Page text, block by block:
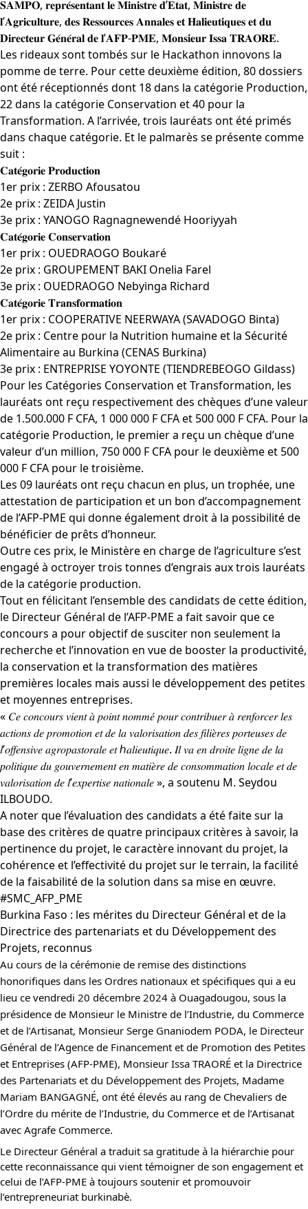
𝐒𝐀𝐌𝐏𝐎, 𝐫𝐞𝐩𝐫𝐞́𝐬𝐞𝐧𝐭𝐚𝐧𝐭 𝐥𝐞 𝐌𝐢𝐧𝐢𝐬𝐭𝐫𝐞 𝐝’𝐄𝐭𝐚𝐭, 𝐌𝐢𝐧𝐢𝐬𝐭𝐫𝐞 𝐝𝐞
𝐥’𝐀𝐠𝐫𝐢𝐜𝐮𝐥𝐭𝐮𝐫𝐞, 𝐝𝐞𝐬 𝐑𝐞𝐬𝐬𝐨𝐮𝐫𝐜𝐞𝐬 𝐀𝐧𝐧𝐚𝐥𝐞𝐬 𝐞𝐭 𝐇𝐚𝐥𝐢𝐞𝐮𝐭𝐢𝐪𝐮𝐞𝐬 𝐞𝐭 𝐝𝐮
𝐃𝐢𝐫𝐞𝐜𝐭𝐞𝐮𝐫 𝐆𝐞́𝐧𝐞́𝐫𝐚𝐥 𝐝𝐞 𝐥’𝐀𝐅𝐏-𝐏𝐌𝐄, 𝐌𝐨𝐧𝐬𝐢𝐞𝐮𝐫 𝐈𝐬𝐬𝐚 𝐓𝐑𝐀𝐎𝐑𝐄.
Les rideaux sont tombés sur le Hackathon innovons la
pomme de terre. Pour cette deuxième édition, 80 dossiers
ont été réceptionnés dont 18 dans la catégorie Production,
22 dans la catégorie Conservation et 40 pour la
Transformation. A l’arrivée, trois lauréats ont été primés
dans chaque catégorie. Et le palmarès se présente comme
suit :
𝐂𝐚𝐭𝐞́𝐠𝐨𝐫𝐢𝐞 𝐏𝐫𝐨𝐝𝐮𝐜𝐭𝐢𝐨𝐧
1er prix : ZERBO Afousatou
2e prix : ZEIDA Justin
3e prix : YANOGO Ragnagnewendé Hooriyyah
𝐂𝐚𝐭𝐞́𝐠𝐨𝐫𝐢𝐞 𝐂𝐨𝐧𝐬𝐞𝐫𝐯𝐚𝐭𝐢𝐨𝐧
1er prix : OUEDRAOGO Boukaré
2e prix : GROUPEMENT BAKI Onelia Farel
3e prix : OUEDRAOGO Nebyinga Richard
𝐂𝐚𝐭𝐞́𝐠𝐨𝐫𝐢𝐞 𝐓𝐫𝐚𝐧𝐬𝐟𝐨𝐫𝐦𝐚𝐭𝐢𝐨𝐧
1er prix : COOPERATIVE NEERWAYA (SAVADOGO Binta)
2e prix : Centre pour la Nutrition humaine et la Sécurité
Alimentaire au Burkina (CENAS Burkina)
3e prix : ENTREPRISE YOYONTE (TIENDREBEOGO Gildass)
Pour les Catégories Conservation et Transformation, les
lauréats ont reçu respectivement des chèques d’une valeur
de 1.500.000 F CFA, 1 000 000 F CFA et 500 000 F CFA. Pour la
catégorie Production, le premier a reçu un chèque d’une
valeur d’un million, 750 000 F CFA pour le deuxième et 500
000 F CFA pour le troisième.
Les 09 lauréats ont reçu chacun en plus, un trophée, une
attestation de participation et un bon d’accompagnement
de l’AFP-PME qui donne également droit à la possibilité de
bénéficier de prêts d’honneur.
Outre ces prix, le Ministère en charge de l’agriculture s’est
engagé à octroyer trois tonnes d’engrais aux trois lauréats
de la catégorie production.
Tout en félicitant l’ensemble des candidats de cette édition,
le Directeur Général de l’AFP-PME a fait savoir que ce
concours a pour objectif de susciter non seulement la
recherche et l’innovation en vue de booster la productivité,
la conservation et la transformation des matières
premières locales mais aussi le développement des petites
et moyennes entreprises.
« 𝐶𝑒 𝑐𝑜𝑛𝑐𝑜𝑢𝑟𝑠 𝑣𝑖𝑒𝑛𝑡 𝑎̀ 𝑝𝑜𝑖𝑛𝑡 𝑛𝑜𝑚𝑚𝑒́ 𝑝𝑜𝑢𝑟 𝑐𝑜𝑛𝑡𝑟𝑖𝑏𝑢𝑒𝑟 𝑎̀ 𝑟𝑒𝑛𝑓𝑜𝑟𝑐𝑒𝑟 𝑙𝑒𝑠
𝑎𝑐𝑡𝑖𝑜𝑛𝑠 𝑑𝑒 𝑝𝑟𝑜𝑚𝑜𝑡𝑖𝑜𝑛 𝑒𝑡 𝑑𝑒 𝑙𝑎 𝑣𝑎𝑙𝑜𝑟𝑖𝑠𝑎𝑡𝑖𝑜𝑛 𝑑𝑒𝑠 𝑓𝑖𝑙𝑖𝑒̀𝑟𝑒𝑠 𝑝𝑜𝑟𝑡𝑒𝑢𝑠𝑒𝑠 𝑑𝑒
𝑙’𝑜𝑓𝑓𝑒𝑛𝑠𝑖𝑣𝑒 𝑎𝑔𝑟𝑜𝑝𝑎𝑠𝑡𝑜𝑟𝑎𝑙𝑒 𝑒𝑡 ℎ𝑎𝑙𝑖𝑒𝑢𝑡𝑖𝑞𝑢𝑒. 𝐼𝑙 𝑣𝑎 𝑒𝑛 𝑑𝑟𝑜𝑖𝑡𝑒 𝑙𝑖𝑔𝑛𝑒 𝑑𝑒 𝑙𝑎
𝑝𝑜𝑙𝑖𝑡𝑖𝑞𝑢𝑒 𝑑𝑢 𝑔𝑜𝑢𝑣𝑒𝑟𝑛𝑒𝑚𝑒𝑛𝑡 𝑒𝑛 𝑚𝑎𝑡𝑖𝑒̀𝑟𝑒 𝑑𝑒 𝑐𝑜𝑛𝑠𝑜𝑚𝑚𝑎𝑡𝑖𝑜𝑛 𝑙𝑜𝑐𝑎𝑙𝑒 𝑒𝑡 𝑑𝑒
𝑣𝑎𝑙𝑜𝑟𝑖𝑠𝑎𝑡𝑖𝑜𝑛 𝑑𝑒 𝑙’𝑒𝑥𝑝𝑒𝑟𝑡𝑖𝑠𝑒 𝑛𝑎𝑡𝑖𝑜𝑛𝑎𝑙𝑒 », a soutenu M. Seydou
ILBOUDO.
A noter que l’évaluation des candidats a été faite sur la
base des critères de quatre principaux critères à savoir, la
pertinence du projet, le caractère innovant du projet, la
cohérence et l’effectivité du projet sur le terrain, la facilité
de la faisabilité de la solution dans sa mise en œuvre.
#SMC_AFP_PME
Burkina Faso : les mérites du Directeur Général et de la
Directrice des partenariats et du Développement des
Projets, reconnus
Au cours de la cérémonie de remise des distinctions
honorifiques dans les Ordres nationaux et spécifiques qui a eu
lieu ce vendredi 20 décembre 2024 à Ouagadougou, sous la
présidence de Monsieur le Ministre de l’Industrie, du Commerce
et de l’Artisanat, Monsieur Serge Gnaniodem PODA, le Directeur
Général de l’Agence de Financement et de Promotion des Petites
et Entreprises (AFP-PME), Monsieur Issa TRAORÉ et la Directrice
des Partenariats et du Développement des Projets, Madame
Mariam BANGAGNÉ, ont été élevés au rang de Chevaliers de
l’Ordre du mérite de l’Industrie, du Commerce et de l’Artisanat
avec Agrafe Commerce.
Le Directeur Général a traduit sa gratitude à la hiérarchie pour
cette reconnaissance qui vient témoigner de son engagement et
celui de l’AFP-PME à toujours soutenir et promouvoir
l’entrepreneuriat burkinabè.